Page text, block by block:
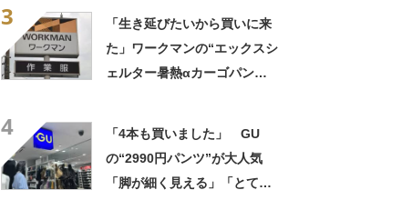
3
「生き延びたいから買いに来
た」ワークマンの“エックスシ
ェルター暑熱αカーゴパン
4
「4本も買いました」 GU
の“2990円パンツ”が大人気
「脚が細く見える」「とても